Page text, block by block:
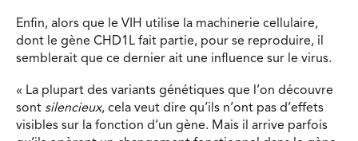
Enfin, alors que le VIH utilise la machinerie cellulaire,
dont le gène CHD1L fait partie, pour se reproduire, il
semblerait que ce dernier ait une influence sur le virus.
« La plupart des variants génétiques que l’on découvre
sont silencieux, cela veut dire qu’ils n’ont pas d’effets
visibles sur la fonction d’un gène. Mais il arrive parfois